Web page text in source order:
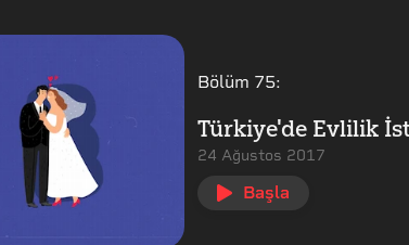
Bölüm 75:
Türkiye'de Evlilik
24 Ağustos 2017
Başla